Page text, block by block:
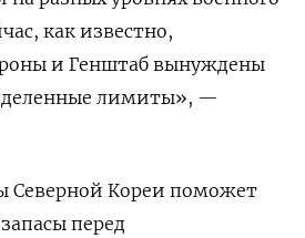
как известно,
и Генштаб вынуждены
лимиты», —
Северной Кореи поможет
перед